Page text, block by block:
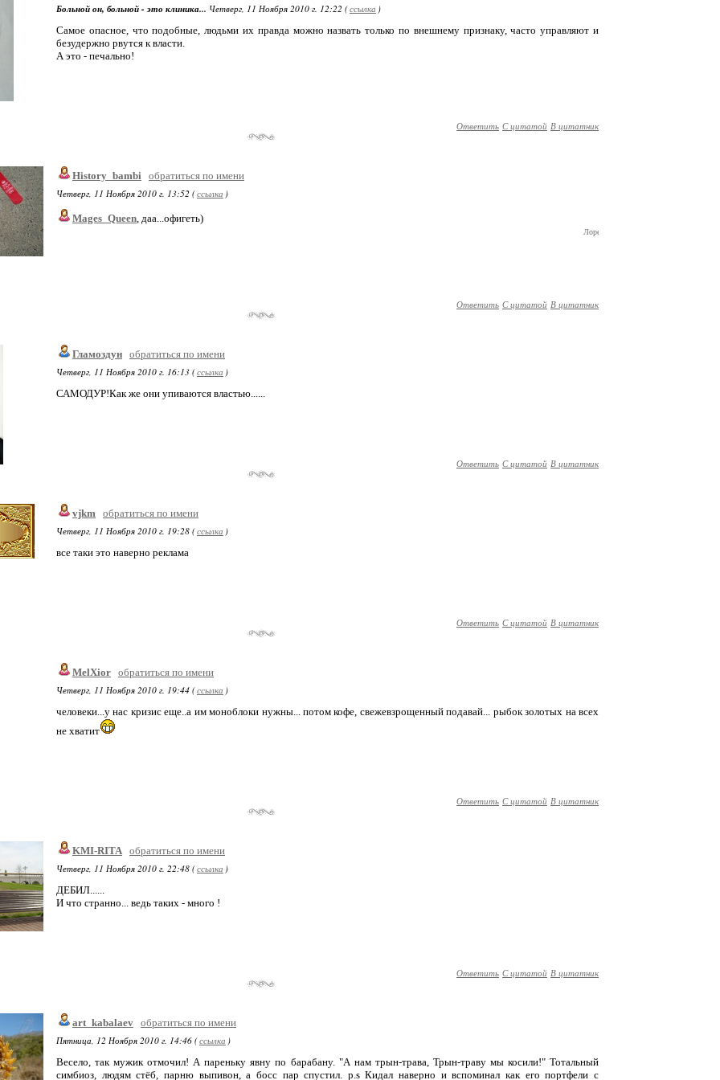
Больной он, больной - это клиника... Четверг, 11 Ноября 2010 г. 12:22 (ссылка )
Самое опасное, что подобные, людьми их правда можно назвать только по внешнему признаку, часто управляют и
безудержно рвутся к власти.
А это - печально!
Ответить С цитатой В цитатник
History_bambi обратиться по имени
Четверг, 11 Ноября 2010 г. 13:52 (ссылка )
Mages_Queen, даа...офигеть)
Лорелея
Ответить С цитатой В цитатник
Гламоздун обратиться по имени
Четверг, 11 Ноября 2010 г. 16:13 (ссылка )
САМОДУР!Как же они упиваются властью......
Ответить С цитатой В цитатник
vjkm обратиться по имени
Четверг, 11 Ноября 2010 г. 19:28 (ссылка )
все таки это наверно реклама
Ответить С цитатой В цитатник
MelXior обратиться по имени
Четверг, 11 Ноября 2010 г. 19:44 (ссылка )
человеки...у нас кризис еще..а им моноблоки нужны... потом кофе, свежевзрощенный подавай... рыбок золотых на всех
не хватит
Ответить С цитатой В цитатник
KMI-RITA обратиться по имени
Четверг, 11 Ноября 2010 г. 22:48 (ссылка )
ДЕБИЛ......
И что странно... ведь таких - много !
Ответить С цитатой В цитатник
art_kabalaev обратиться по имени
Пятница, 12 Ноября 2010 г. 14:46 (ссылка )
Весело, так мужик отмочил! А пареньку явну по барабану. "А нам трын-трава, Трын-траву мы косили!" Тотальный
симбиоз, людям стёб, парню выпивон, а босс пар спустил. p.s Кидал наверно и вспоминал как его портфели с